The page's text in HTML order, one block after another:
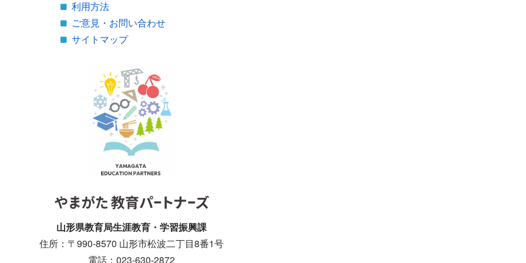
山形県教育局生涯教育・学習振興課
住所：〒990-8570 山形市松波二丁目8番1号
電話：023-630-2872
利用方法
ご意見・お問い合わせ
サイトマップ